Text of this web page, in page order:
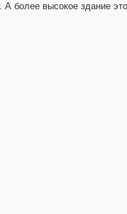
А более высокое здание